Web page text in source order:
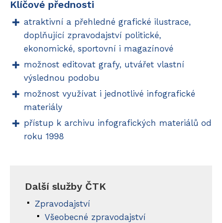
Klíčové přednosti
atraktivní a přehledné grafické ilustrace,
doplňující zpravodajství politické,
ekonomické, sportovní i magazínové
možnost editovat grafy, utvářet vlastní
výslednou podobu
možnost využívat i jednotlivé infografické
materiály
přístup k archivu infografických materiálů od
roku 1998
Další služby ČTK
Zpravodajství
Všeobecné zpravodajství